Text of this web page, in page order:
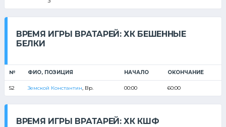
ВРЕМЯ ИГРЫ ВРАТАРЕЙ: ХК БЕШЕННЫЕ
БЕЛКИ
№ ФИО, ПОЗИЦИЯ НАЧАЛО ОКОНЧАНИЕ
52 Земской Константин, Вр. 00:00 60:00
ВРЕМЯ ИГРЫ ВРАТАРЕЙ: ХК КШФ